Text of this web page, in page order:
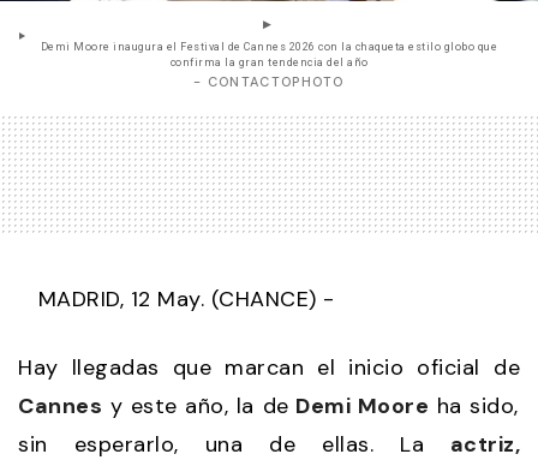
Demi Moore inaugura el Festival de Cannes 2026 con la chaqueta estilo globo que
confirma la gran tendencia del año
- CONTACTOPHOTO
MADRID, 12 May. (CHANCE) -
Hay llegadas que marcan el inicio oficial de
Cannes y este año, la de Demi Moore ha sido,
sin esperarlo, una de ellas. La actriz,